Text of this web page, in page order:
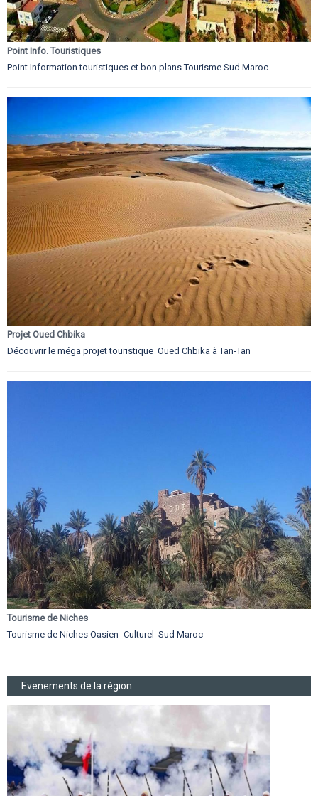
Point Info. Touristiques
Point Information touristiques et bon plans Tourisme Sud Maroc
Projet Oued Chbika
Découvrir le méga projet touristique Oued Chbika à Tan-Tan
Tourisme de Niches
Tourisme de Niches Oasien- Culturel Sud Maroc
Evenements de la région